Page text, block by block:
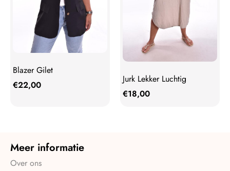
Blazer Gilet
€22,00
Jurk Lekker Luchtig
€18,00
Meer informatie
Over ons